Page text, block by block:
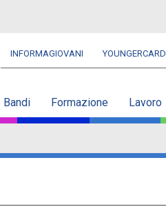
Navbar
INFORMAGIOVANI YOUNGERCARD
Bandi Formazione Lavoro